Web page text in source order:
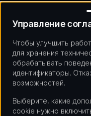
трансформировали
решениями.
вам
Управление
Управление
Чтобы улучшить
для хранения
обрабатывать
идентификаторы.
возможностей.
Выберите, какие
cookie нужно